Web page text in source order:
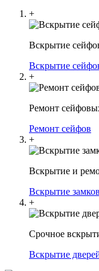
+
Вскрытие
Вскрытие
+
Ремонт
Ремонт сейфов
+
Вскрытие и
Вскрытие замков
+
Срочное
Вскрытие